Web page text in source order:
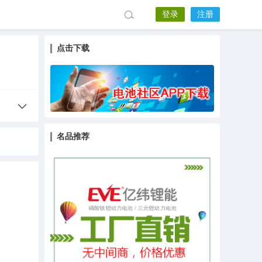
登录 注册
点击下载
名品推荐